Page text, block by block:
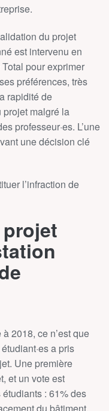
du projet
est intervenu en
pour exprimer
préférences, très
rapidité de
projet malgré la
professeur·es. L’une
une décision clé
l’infraction de
2018, ce n’est que
·es a pris
Une première
et un vote est
: 61% des
du bâtiment,